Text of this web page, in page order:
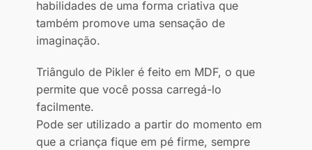
habilidades de uma forma criativa que
também promove uma sensação de
imaginação.
Triângulo de Pikler é feito em MDF, o que
permite que você possa carregá-lo
facilmente.
Pode ser utilizado a partir do momento em
que a criança fique em pé firme, sempre